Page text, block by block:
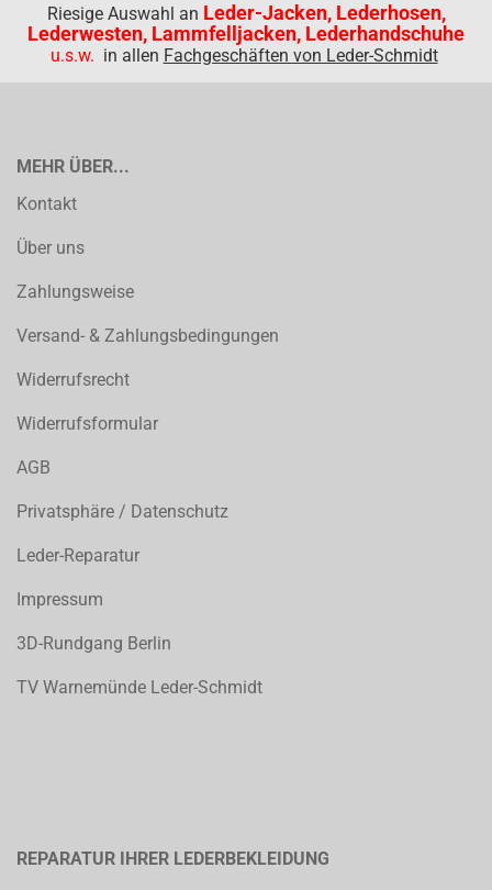
Riesige Auswahl an Leder-Jacken, Lederhosen,
Lederwesten, Lammfelljacken, Lederhandschuhe
u.s.w. in allen Fachgeschäften von Leder-Schmidt
MEHR ÜBER...
Kontakt
Über uns
Zahlungsweise
Versand- & Zahlungsbedingungen
Widerrufsrecht
Widerrufsformular
AGB
Privatsphäre / Datenschutz
Leder-Reparatur
Impressum
3D-Rundgang Berlin
TV Warnemünde Leder-Schmidt
REPARATUR IHRER LEDERBEKLEIDUNG